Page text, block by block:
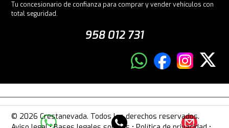
Tu concesionario de confianza para comprar y vender vehículos con
total seguridad.
958 012 731
© 2026 Crestanevada. Todos los derechos reservados.